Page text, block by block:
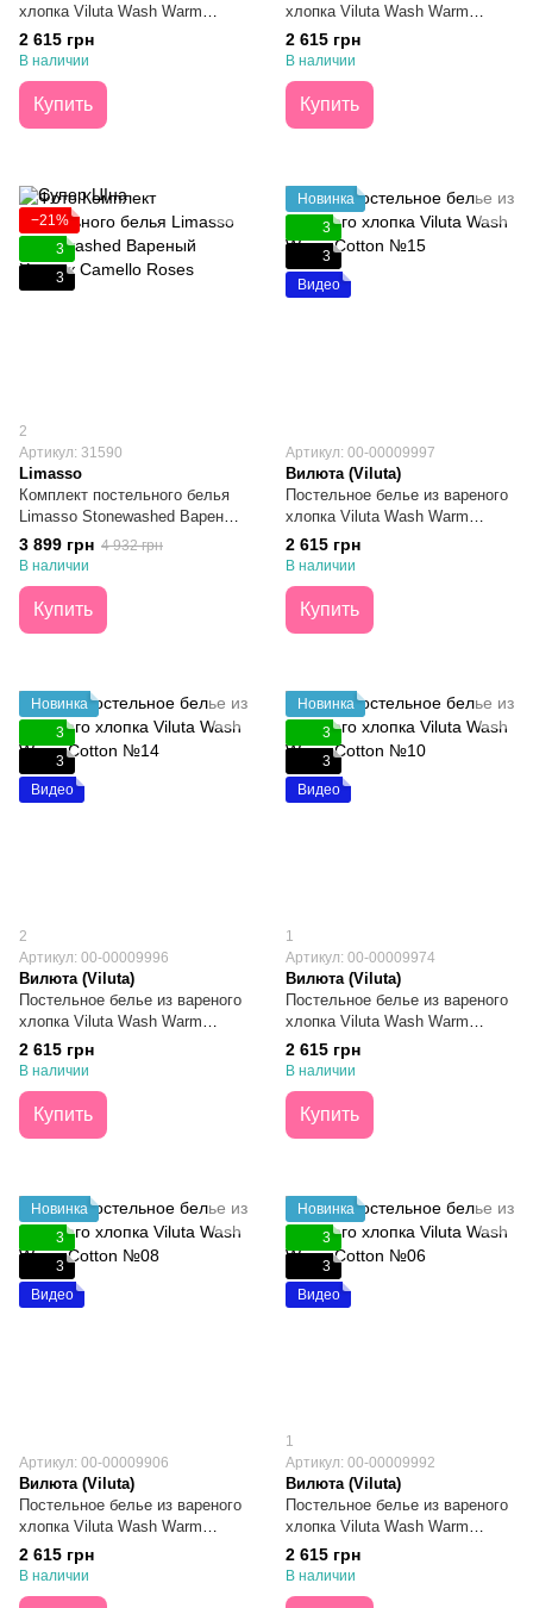
хлопка Viluta Wash Warm
Cotton №04 Семейное
2 615 грн
В наличии
Купить
хлопка Viluta Wash Warm
Cotton №01 Семейное
2 615 грн
В наличии
Купить
−21%
3
3
2
Артикул: 31590
Limasso
Комплект постельного белья
Limasso Stonewashed Вареный
Хлопок Camello Roses
Семейный
3 899 грн 4 932 грн
В наличии
Купить
Новинка
3
3
Видео
Артикул: 00-00009997
Вилюта (Viluta)
Постельное белье из вареного
хлопка Viluta Wash Warm
Cotton №15 Семейное
2 615 грн
В наличии
Купить
Новинка
3
3
Видео
2
Артикул: 00-00009996
Вилюта (Viluta)
Постельное белье из вареного
хлопка Viluta Wash Warm
Cotton №14 Семейное
2 615 грн
В наличии
Купить
Новинка
3
3
Видео
1
Артикул: 00-00009974
Вилюта (Viluta)
Постельное белье из вареного
хлопка Viluta Wash Warm
Cotton №10 Семейное
2 615 грн
В наличии
Купить
Новинка
3
3
Видео
Артикул: 00-00009906
Вилюта (Viluta)
Постельное белье из вареного
хлопка Viluta Wash Warm
Cotton №08 Семейное
2 615 грн
В наличии
Новинка
3
3
Видео
1
Артикул: 00-00009992
Вилюта (Viluta)
Постельное белье из вареного
хлопка Viluta Wash Warm
Cotton №06 Семейное
2 615 грн
В наличии